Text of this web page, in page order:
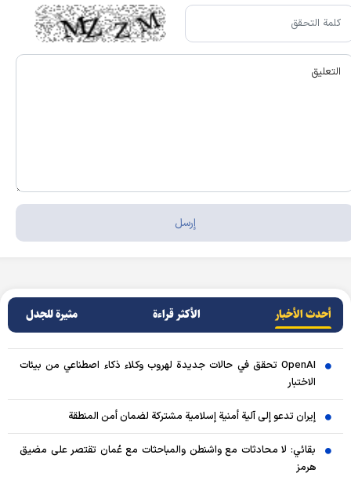
أحدث الأخبار الأکثر قراءة مثيرة للجدل
OpenAI تحقق في حالات جديدة لهروب وكلاء ذكاء اصطناعي من بيئات
الاختبار
إيران تدعو إلى آلية أمنية إسلامية مشتركة لضمان أمن المنطقة
بقائي: لا محادثات مع واشنطن والمباحثات مع عُمان تقتصر على مضيق
هرمز